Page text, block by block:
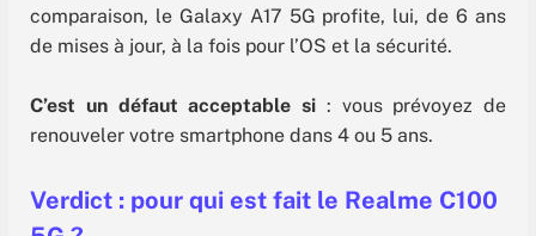
comparaison, le Galaxy A17 5G profite, lui, de 6 ans
de mises à jour, à la fois pour l’OS et la sécurité.
C’est un défaut acceptable si : vous prévoyez de
renouveler votre smartphone dans 4 ou 5 ans.
Verdict : pour qui est fait le Realme C100